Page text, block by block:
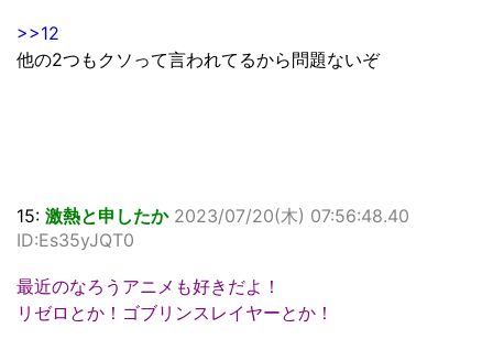
>>12
他の2つもクソって言われてるから問題ないぞ
15: 激熱と申したか 2023/07/20(木) 07:56:48.40
ID:Es35yJQT0
最近のなろうアニメも好きだよ！
リゼロとか！ゴブリンスレイヤーとか！